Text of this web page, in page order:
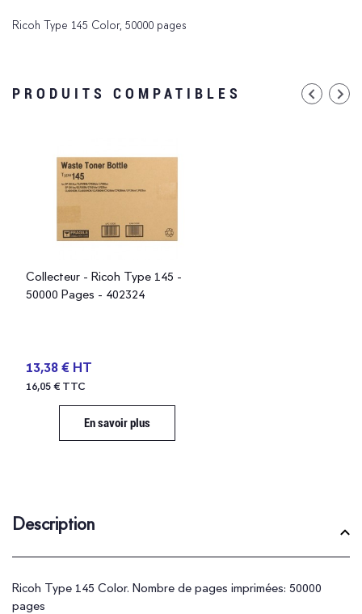
Ricoh Type 145 Color, 50000 pages
PRODUITS COMPATIBLES
Collecteur - Ricoh Type 145 -
50000 Pages - 402324
13,38 € HT
16,05 € TTC
En savoir plus
Description
Ricoh Type 145 Color. Nombre de pages imprimées: 50000
pages